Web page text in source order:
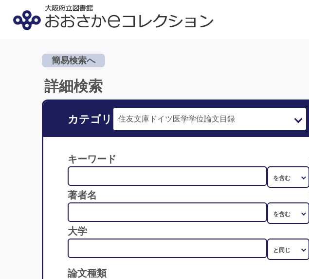
簡易検索へ
詳細検索
カテゴリ
キーワード
著者名
大学
論文種類